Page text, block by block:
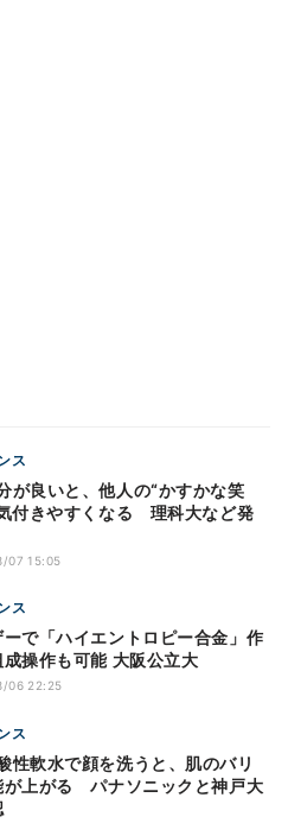
ス
付きやすくなる 理科大など発
07 15:05
ス
ーで「ハイエントロピー合金」作
成操作も可能 大阪公立大
06 22:25
ス
が上がる パナソニックと神戸大